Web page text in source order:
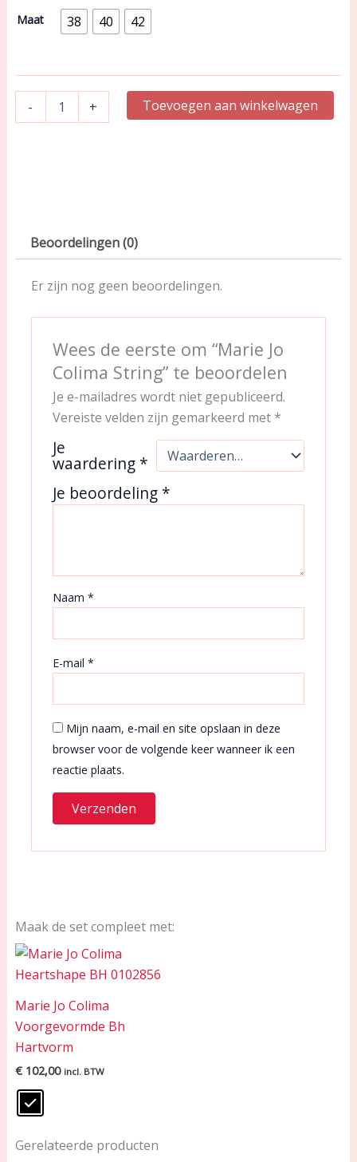
Maat 38 40 42
-
String
+ Toevoegen aan winkelwagen
Beoordelingen (0)
Er zijn nog geen beoordelingen.
Wees de eerste om “Marie Jo
Colima String” te beoordelen
Je e-mailadres wordt niet gepubliceerd.
Vereiste velden zijn gemarkeerd met *
Je
waardering *
Je beoordeling *
Naam*
E-mail*
Mijn naam, e-mail en site opslaan in deze
browser voor de volgende keer wanneer ik een
reactie plaats.
Maak de set compleet met:
Marie Jo Colima
Voorgevormde Bh
Hartvorm
€102,00 incl. BTW
Gerelateerde producten